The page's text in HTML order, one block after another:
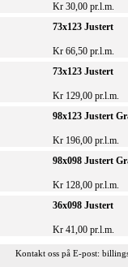
Kr 30,00 pr.l.m.
73x123 Justert
Kr 66,50 pr.l.m.
73x123 Justert
Kr 129,00 pr.l.m.
98x123 Justert
Kr 196,00 pr.l.m.
98x098 Justert
Kr 128,00 pr.l.m.
36x098 Justert
Kr 41,00 pr.l.m.
Kontakt oss på E-post: